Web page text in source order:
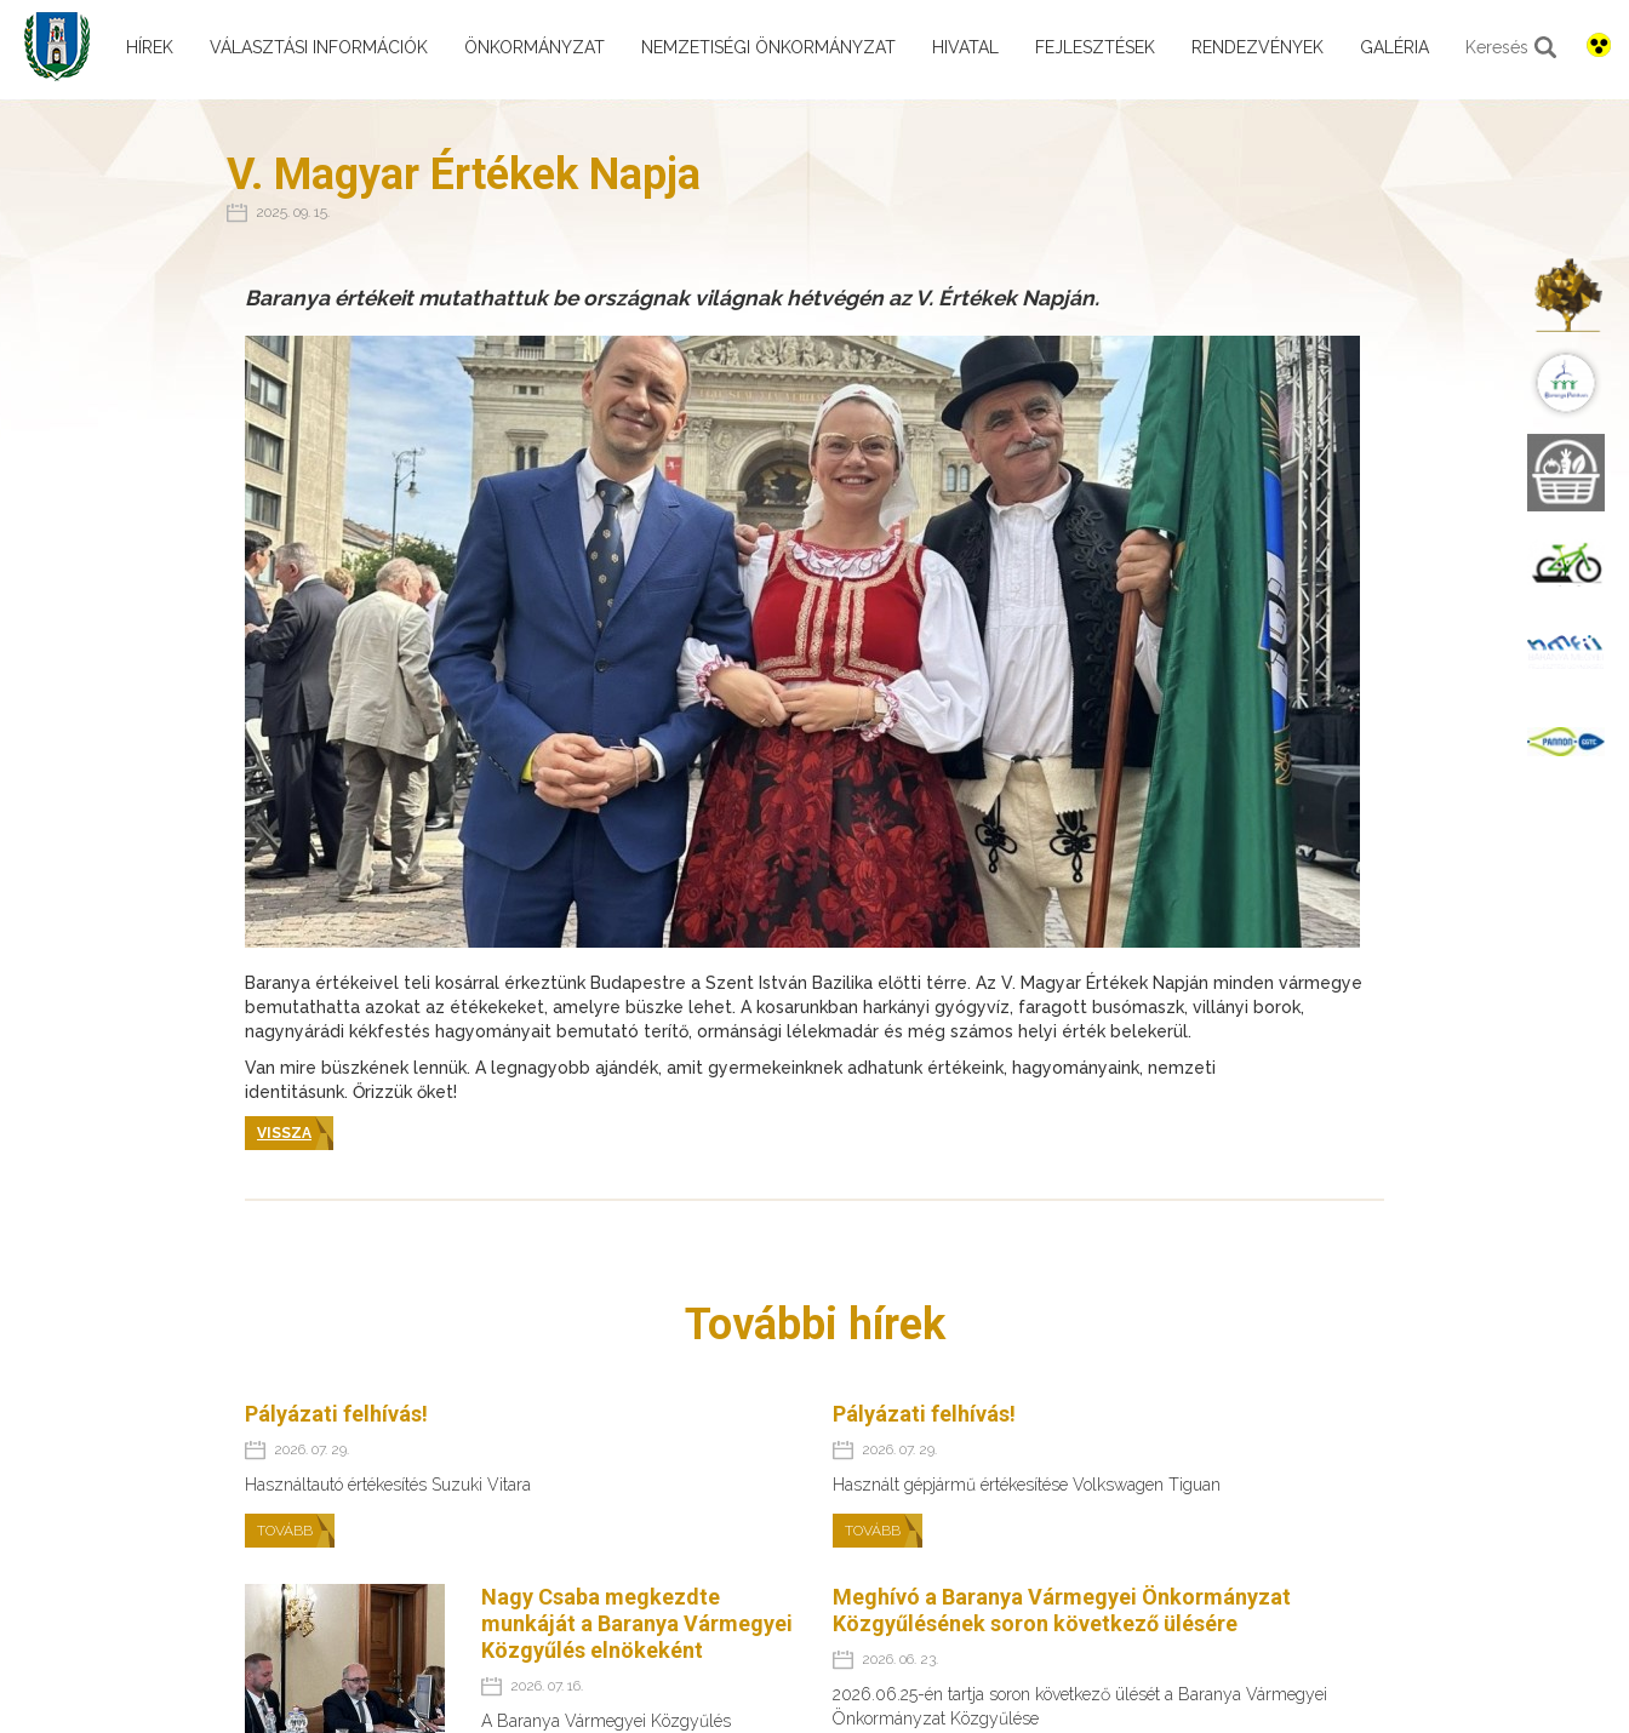
HÍREK VÁLASZTÁSI INFORMÁCIÓK ÖNKORMÁNYZAT NEMZETISÉGI ÖNKORMÁNYZAT HIVATAL FEJLESZTÉSEK RENDEZVÉNYEK GALÉRIA Keresés
V. Magyar Értékek Napja
2025. 09. 15.
Baranya értékeit mutathattuk be országnak világnak hétvégén az V. Értékek Napján.
Baranya értékeivel teli kosárral érkeztünk Budapestre a Szent István Bazilika előtti térre. Az V. Magyar Értékek Napján minden vármegye
bemutathatta azokat az étékekeket, amelyre büszke lehet. A kosarunkban harkányi gyógyvíz, faragott busómaszk, villányi borok,
nagynyárádi kékfestés hagyományait bemutató terítő, ormánsági lélekmadár és még számos helyi érték belekerül.
Van mire büszkének lennük. A legnagyobb ajándék, amit gyermekeinknek adhatunk értékeink, hagyományaink, nemzeti
identitásunk. Őrizzük őket!
VISSZA
További hírek
Pályázati felhívás!
2026. 07. 29.
Használtautó értékesítés Suzuki Vitara
TOVÁBB
Pályázati felhívás!
2026. 07. 29.
Használt gépjármű értékesítése Volkswagen Tiguan
TOVÁBB
Nagy Csaba megkezdte
munkáját a Baranya Vármegyei
Közgyűlés elnökeként
2026. 07. 16.
A Baranya Vármegyei Közgyűlés
Meghívó a Baranya Vármegyei Önkormányzat
Közgyűlésének soron következő ülésére
2026. 06. 23.
2026.06.25-én tartja soron következő ülését a Baranya Vármegyei
Önkormányzat Közgyűlése